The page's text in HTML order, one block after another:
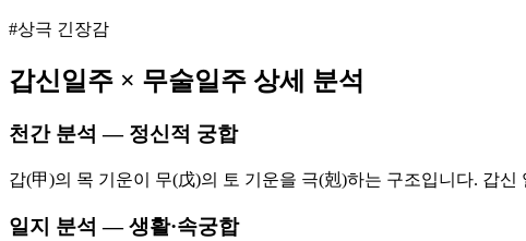
#상극 긴장감
갑신일주 × 무술일주 상세 분석
천간 분석 — 정신적 궁합
갑(甲)의 목 기운이 무(戊)의 토 기운을 극(剋)하는 구조입니다. 갑
일지 분석 — 생활·속궁합